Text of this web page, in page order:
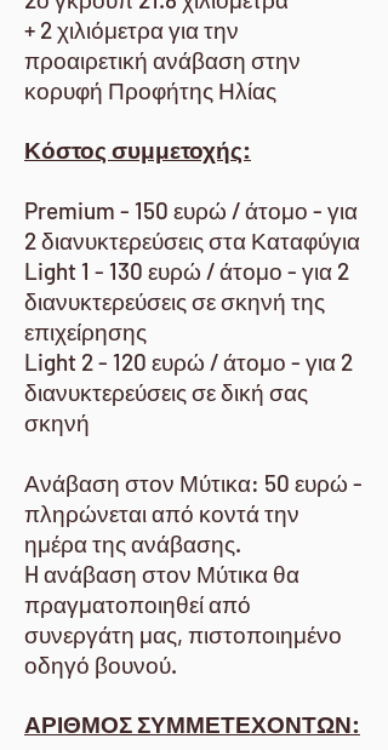
+ 2 χιλιόμετρα για την
προαιρετική ανάβαση στην
κορυφή Προφήτης Ηλίας
Κόστος συμμετοχής:
Premium - 150 ευρώ / άτομο - για
2 διανυκτερεύσεις στα Καταφύγια
Light 1 - 130 ευρώ / άτομο - για 2
διανυκτερεύσεις σε σκηνή της
επιχείρησης
Light 2 - 120 ευρώ / άτομο - για 2
διανυκτερεύσεις σε δική σας
σκηνή
Ανάβαση στον Μύτικα: 50 ευρώ -
πληρώνεται από κοντά την
ημέρα της ανάβασης.
H ανάβαση στον Μύτικα θα
πραγματοποιηθεί από
συνεργάτη μας, πιστοποιημένο
οδηγό βουνού.
ΑΡΙΘΜΟΣ ΣΥΜΜΕΤΕΧΟΝΤΩΝ: